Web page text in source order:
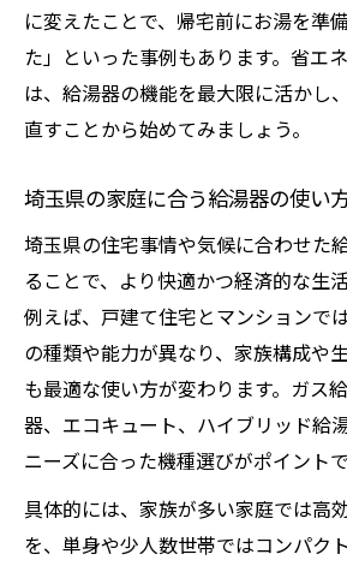
に変えたことで、帰宅前にお湯を準
た」といった事例もあります。省エ
は、給湯器の機能を最大限に活かし
直すことから始めてみましょう。
埼玉県の家庭に合う給湯器の使い
埼玉県の住宅事情や気候に合わせた
ることで、より快適かつ経済的な生
例えば、戸建て住宅とマンションで
の種類や能力が異なり、家族構成や
も最適な使い方が変わります。ガス
器、エコキュート、ハイブリッド給
ニーズに合った機種選びがポイントで
具体的には、家族が多い家庭では高
を、単身や少人数世帯ではコンパク